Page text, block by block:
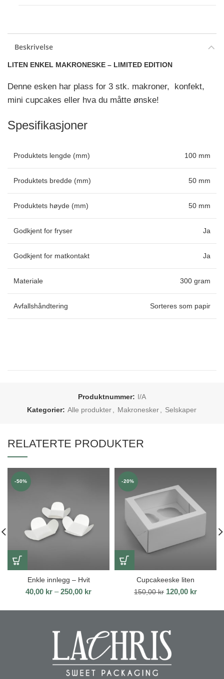
Beskrivelse
LITEN ENKEL MAKRONESKE – LIMITED EDITION
Denne esken har plass for 3 stk. makroner, konfekt,
mini cupcakes eller hva du måtte ønske!
Spesifikasjoner
Produktets lengde (mm) 100 mm
Produktets bredde (mm) 50 mm
Produktets høyde (mm) 50 mm
Godkjent for fryser Ja
Godkjent for matkontakt Ja
Materiale 300 gram
Avfallshåndtering Sorteres som papir
Produktnummer: I/A
Kategorier: Alle produkter Makronesker Selskaper
RELATERTE PRODUKTER
-50%
Enkle innlegg – Hvit
40,00 kr – 250,00 krPrisområde:
til
-20%
Cupcakeeske liten
150,00kr Opprinnelig
var:
120,00 kr
er: